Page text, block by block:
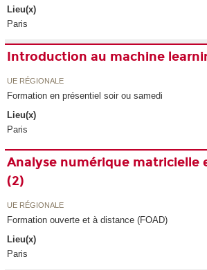
Lieu(x)
Paris
Introduction au machine
UE RÉGIONALE
Formation en présentiel soir ou samedi
Lieu(x)
Paris
Analyse numérique matricielle
(2)
UE RÉGIONALE
Formation ouverte et à distance (FOAD)
Lieu(x)
Paris